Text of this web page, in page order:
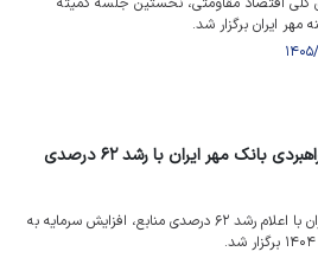
ایران برگزار شد.
اهداف نخستین سال برنامه جامع راهبردی بانک مهر ایران با رشد ۶۲ درصدی
مجمع عمومی بانک قرض‌الحسنه مهر ایران با اعلام رشد ۶۲ درصدی منابع، افزایش سرمایه به